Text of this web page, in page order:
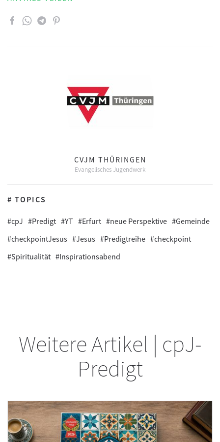
# TOPICS
#cpJ #Predigt #YT #Erfurt #neue Perspektive #Gemeinde
#checkpointJesus #Jesus #Predigtreihe #checkpoint
#Spiritualität #Inspirationsabend
CVJM THÜRINGEN
Evangelisches Jugendwerk
Weitere Artikel | cpJ-
Predigt